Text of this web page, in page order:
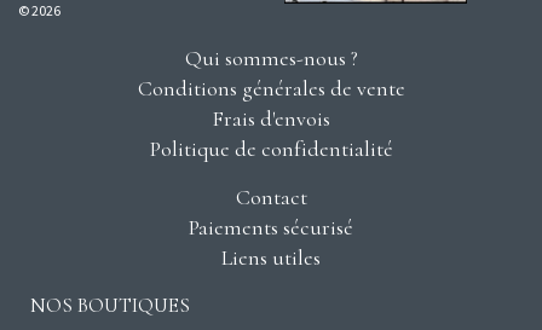
© 2026
Qui sommes-nous ?
Conditions générales de vente
Frais d'envois
Politique de confidentialité
Contact
Paiements sécurisé
Liens utiles
NOS BOUTIQUES